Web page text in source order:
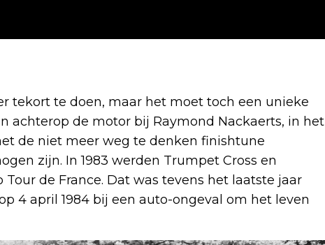
tekort te doen, maar het moet toch een unieke
achterop de motor bij Raymond Nackaerts, in het
de niet meer weg te denken finishtune
zijn. In 1983 werden Trumpet Cross en
de France. Dat was tevens het laatste jaar
4 april 1984 bij een auto-ongeval om het leven